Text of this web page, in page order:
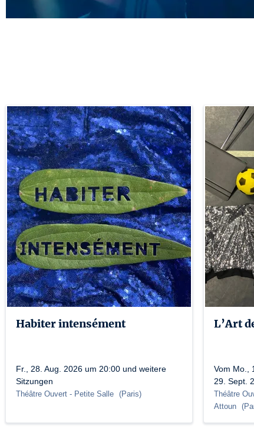
Habiter intensément
Fr., 28. Aug. 2026 um 20:00 und weitere
Sitzungen
Théâtre Ouvert - Petite Salle (Paris)
L’Art
Vom Mo.,
29. Sept.
Théâtre
Attoun (